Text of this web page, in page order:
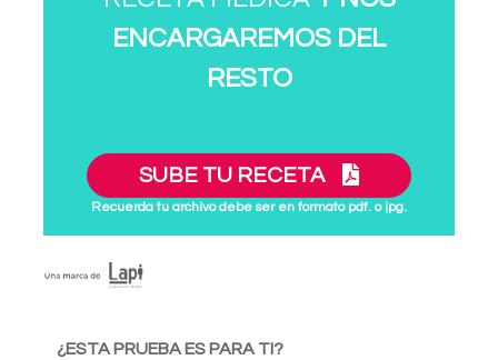
ENCARGAREMOS DEL
RESTO
SUBE TU RECETA
Recuerda tu archivo debe ser en formato pdf. o jpg.
¿ESTA PRUEBA ES PARA TI?